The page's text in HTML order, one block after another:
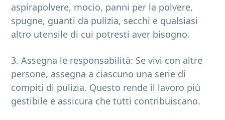
aspirapolvere, mocio, panni per la polvere,
spugne, guanti da pulizia, secchi e qualsiasi
altro utensile di cui potresti aver bisogno.
3. Assegna le responsabilità: Se vivi con altre
persone, assegna a ciascuno una serie di
compiti di pulizia. Questo rende il lavoro più
gestibile e assicura che tutti contribuiscano.